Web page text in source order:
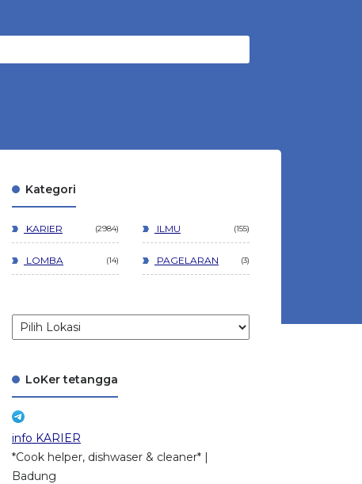
Kategori
KARIER 2984 ILMU 155
LOMBA 14 PAGELARAN 3
LoKer tetangga
info KARIER
*Cook helper, dishwaser & cleaner* |
Badung